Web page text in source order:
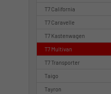
T7 California
T7 Caravelle
T7 Kastenwagen
T7 Multivan
T7 Transporter
Taigo
Tayron